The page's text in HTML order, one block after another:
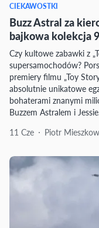
CIEKAWOSTKI
Buzz Astral za
bajkowa kolekcja
Czy kultowe zabawki z
supersamochodów?
premiery filmu „Toy
absolutnie unikatowe
bohaterami znanymi
Buzzem Astralem i
11 Cze
Piotr